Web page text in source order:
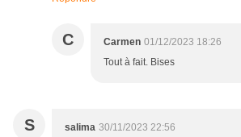
C Carmen 01/12/2023 18:26
Tout à fait. Bises
S salima 30/11/2023 22:56